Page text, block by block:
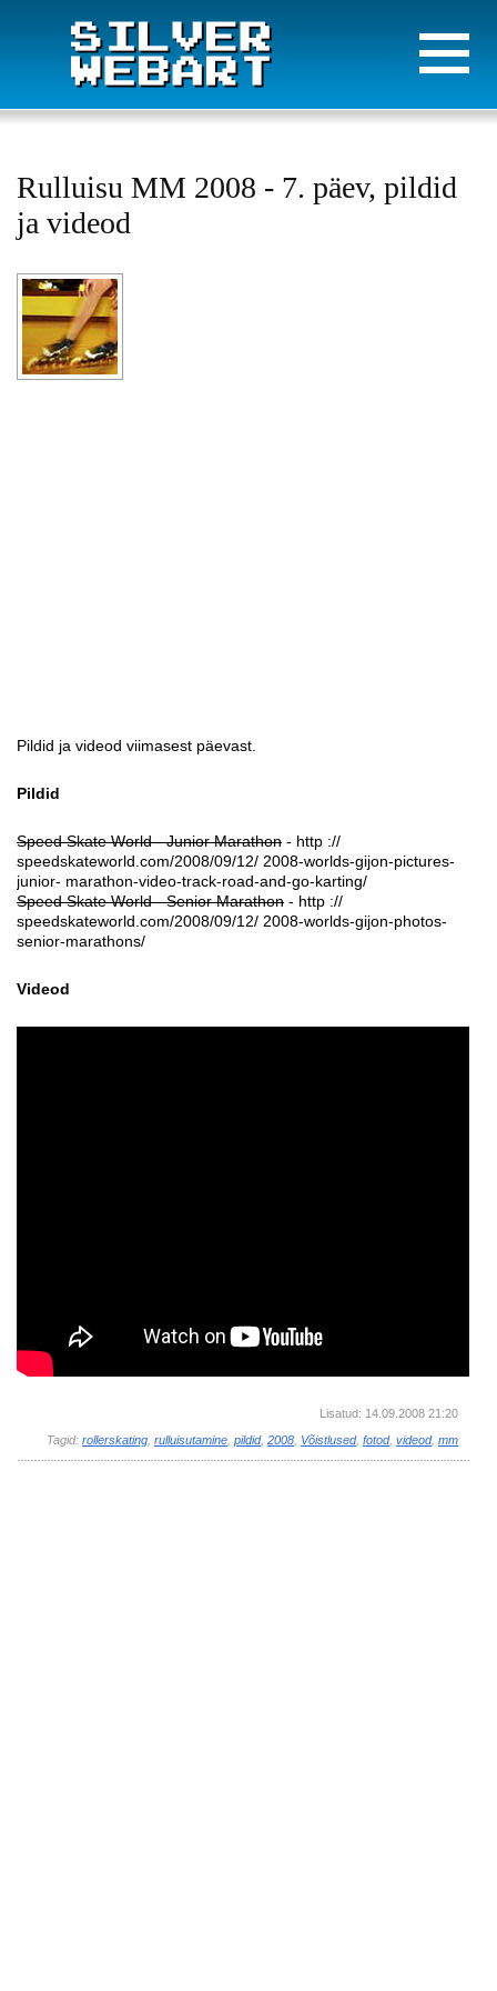
Rulluisu MM 2008 - 7. päev, pildid
ja videod
Pildid ja videod viimasest päevast.
Pildid
Speed Skate World - Junior Marathon - http ://
speedskateworld.com/2008/09/12/ 2008-worlds-gijon-pictures-
junior- marathon-video-track-road-and-go-karting/
Speed Skate World - Senior Marathon - http ://
speedskateworld.com/2008/09/12/ 2008-worlds-gijon-photos-
senior-marathons/
Videod
Lisatud: 14.09.2008 21:20
Tagid: rollerskating rulluisutamine pildid, 2008 Võistlused, fotod, videod, mm